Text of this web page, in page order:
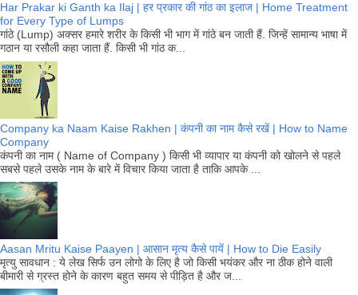
Har Prakar ki Ganth ka Ilaj | हर प्रकार की गांठ का इलाज | Home Treatment
for Every Type of Lumps
गांठे (Lump) अक्सर हमारे शरीर के किसी भी भाग में गांठे बन जाती हैं. जिन्हें सामान्य भाषा में
गठान या रसौली कहा जाता हैं. किसी भी गांठ क...
Company ka Naam Kaise Rakhen | कंपनी का नाम कैसे रखें | How to Name
Company
कंपनी का नाम ( Name of Company ) किसी भी व्यापार या कंपनी को खोलने से पहले
सबसे पहले उसके नाम के बारे में विचार किया जाता है ताकि आपके ...
Aasan Mritu Kaise Paayen | आसान मृत्य कैसे पायें | How to Die Easily
मृत्यु सावधान : ये लेख सिर्फ उन लोगो के लिए है जो किसी भयंकर और ना ठीक होने वाली
बीमारी से ग्रस्त होने के कारण बहुत समय से पीड़ित है और ज...